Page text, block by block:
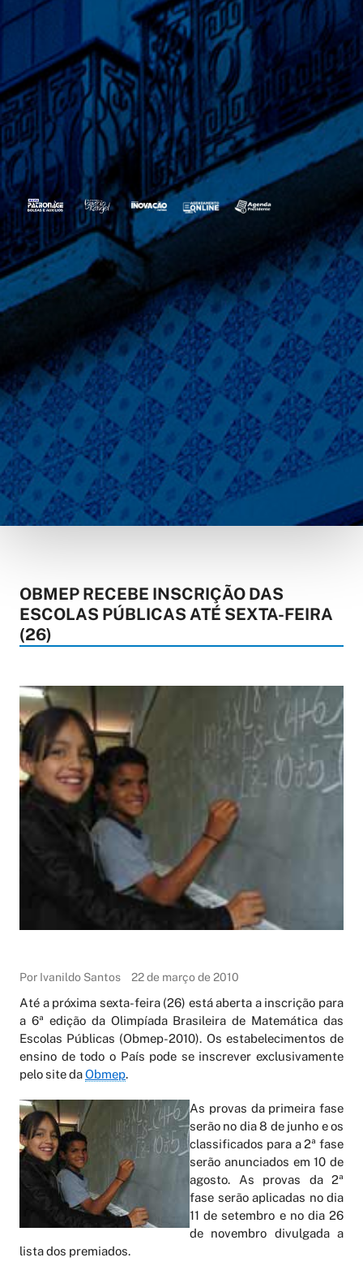
OBMEP RECEBE INSCRIÇÃO DAS
ESCOLAS PÚBLICAS ATÉ SEXTA-FEIRA
(26)
Por Ivanildo Santos 22 de março de 2010
Até a próxima sexta-feira (26) está aberta a inscrição para
a 6ª edição da Olimpíada Brasileira de Matemática das
Escolas Públicas (Obmep-2010). Os estabelecimentos de
ensino de todo o País pode se inscrever exclusivamente
pelo site daObmep.
As provas da primeira fase
serão no dia 8 de junho e os
classificados para a 2ª fase
serão anunciados em 10 de
agosto. As provas da 2ª
fase serão aplicadas no dia
11 de setembro e no dia 26
de novembro divulgada a
lista dos premiados.